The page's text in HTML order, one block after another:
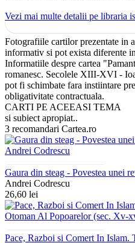
Vezi mai multe detalii pe libraria
Fotografiile cartilor prezentate in
informativ si pot exista diferente
Informatiile despre cartea
romanesc. Secolele XIII-XVI -
pot fi schimbate fara instiintare
obligativitate contractuala.
CARTI PE ACEEASI TEMA
si subiect apropiat..
3 recomandari Cartea.ro
Gaura din steag - Povestea unei
Andrei Codrescu
26,60 lei
Pace, Razboi si Comert In Islam.